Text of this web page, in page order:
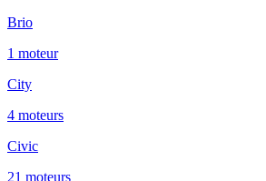
Brio
1 moteur
City
4 moteurs
Civic
21 moteurs